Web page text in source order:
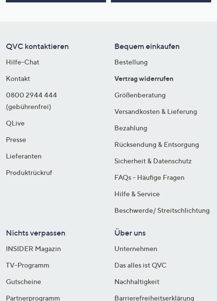
QVC kontaktieren
Hilfe-Chat
Kontakt
0800 2944 444
(gebührenfrei)
QLive
Presse
Lieferanten
Produktrückruf
Bequem einkaufen
Bestellung
Vertrag widerrufen
Größenberatung
Versandkosten & Lieferung
Bezahlung
Rücksendung & Entsorgung
Sicherheit & Datenschutz
FAQs - Häufige Fragen
Hilfe & Service
Beschwerde/ Streitschlichtung
Nichts verpassen
INSIDER Magazin
TV-Programm
Gutscheine
Partnerprogramm
Über uns
Unternehmen
Das alles ist QVC
Nachhaltigkeit
Barrierefreiheitserklärung